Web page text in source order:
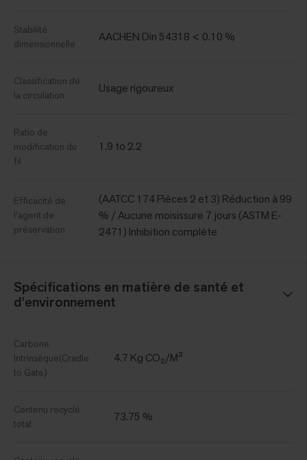
Stabilité
dimensionnelle
AACHEN Din 54318 < 0.10 %
Classification de
la circulation
Usage rigoureux
Ratio de
modification du
fil
1.9 to 2.2
Efficacité de
l'agent de
préservation
(AATCC 174 Pièces 2 et 3) Réduction à 99
% / Aucune moisissure 7 jours (ASTM E-
2471) Inhibition complète
Spécifications en matière de santé et
d'environnement
Carbone
Intrinsèque(Cradle
to Gate)
4.7 Kg CO₂/M²
Contenu recyclé
total
73.75 %